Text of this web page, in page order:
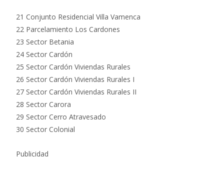
21 Conjunto Residencial Villa Vamenca
22 Parcelamiento Los Cardones
23 Sector Betania
24 Sector Cardón
25 Sector Cardón Viviendas Rurales
26 Sector Cardón Viviendas Rurales I
27 Sector Cardón Viviendas Rurales II
28 Sector Carora
29 Sector Cerro Atravesado
30 Sector Colonial
Publicidad